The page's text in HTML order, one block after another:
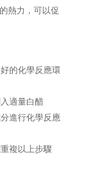
熱力，可以促
的化學反應環
適量白醋
進行化學反應
複以上步驟